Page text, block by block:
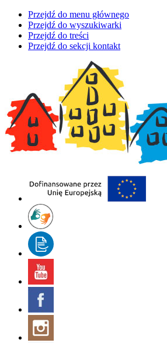
Przejdź do menu głównego
Przejdź do wyszukiwarki
Przejdź do treści
Przejdź do sekcji kontakt